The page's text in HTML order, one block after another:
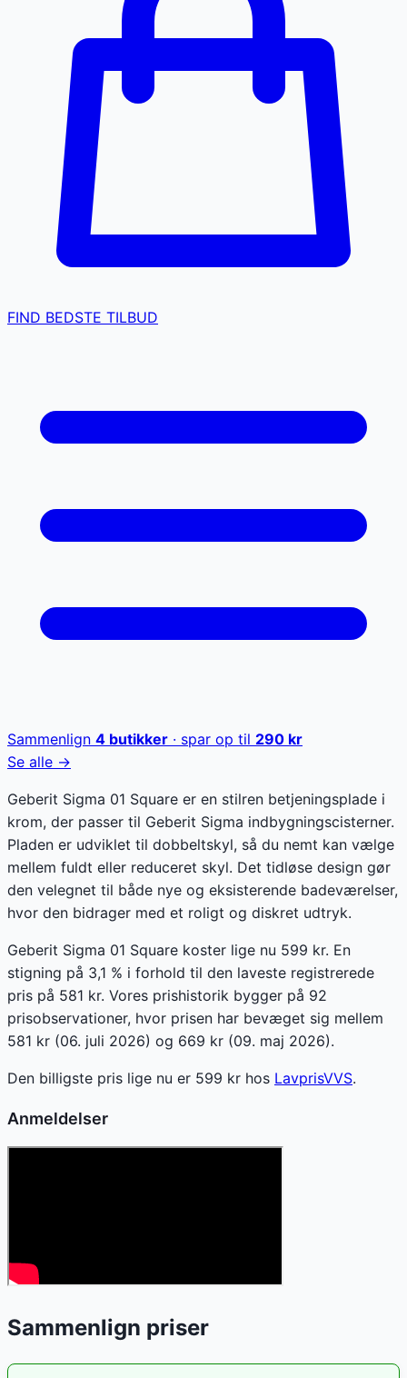
FIND BEDSTE TILBUD
Sammenlign 4 butikker · spar op til 290 kr
Se alle →
Geberit Sigma 01 Square er en stilren betjeningsplade i
krom, der passer til Geberit Sigma indbygningscisterner.
Pladen er udviklet til dobbeltskyl, så du nemt kan vælge
mellem fuldt eller reduceret skyl. Det tidløse design gør
den velegnet til både nye og eksisterende badeværelser,
hvor den bidrager med et roligt og diskret udtryk.
Geberit Sigma 01 Square koster lige nu 599 kr. En
stigning på 3,1 % i forhold til den laveste registrerede
pris på 581 kr. Vores prishistorik bygger på 92
prisobservationer, hvor prisen har bevæget sig mellem
581 kr (06. juli 2026) og 669 kr (09. maj 2026).
Den billigste pris lige nu er 599 kr hos LavprisVVS.
Anmeldelser
Sammenlign priser